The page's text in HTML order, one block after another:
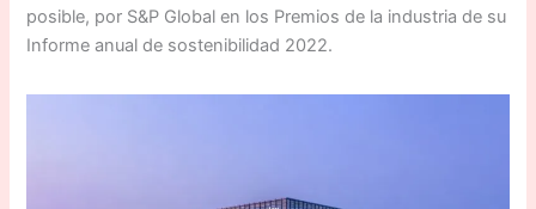
posible, por S&P Global en los Premios de la industria de su
Informe anual de sostenibilidad 2022.